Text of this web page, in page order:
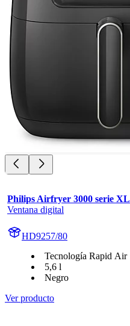
Philips Airfryer 3000 serie XL
Ventana digital
HD9257/80
Tecnología Rapid Air
5,6 l
Negro
Ver producto